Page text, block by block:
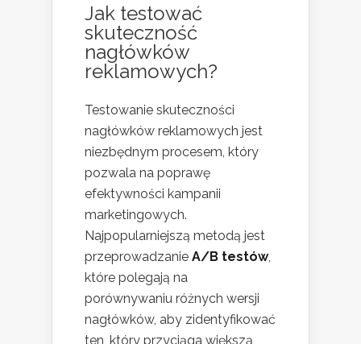
Jak testować
skuteczność
nagłówków
reklamowych?
Testowanie skuteczności
nagłówków reklamowych jest
niezbędnym procesem, który
pozwala na poprawę
efektywności kampanii
marketingowych.
Najpopularniejszą metodą jest
przeprowadzanie A/B testów,
które polegają na
porównywaniu różnych wersji
nagłówków, aby zidentyfikować
ten, który przyciąga większą